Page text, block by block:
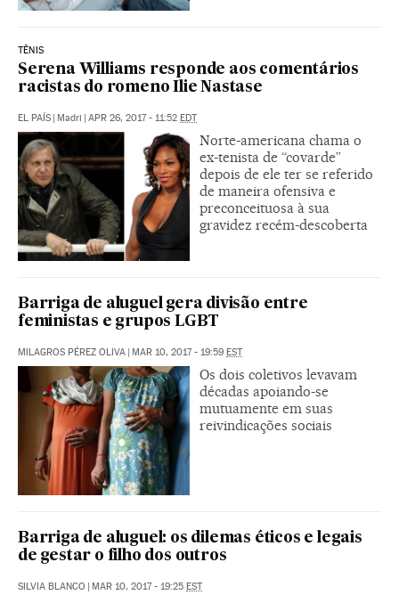
TÊNIS
Serena Williams responde aos comentários
racistas do romeno Ilie Nastase
EL PAÍS | Madri | APR 26, 2017 - 11:52 EDT
Norte-americana chama o
ex-tenista de “covarde”
depois de ele ter se referido
de maneira ofensiva e
preconceituosa à sua
gravidez recém-descoberta
Barriga de aluguel gera divisão entre
feministas e grupos LGBT
MILAGROS PÉREZ OLIVA | MAR 10, 2017 - 19:59 EST
Os dois coletivos levavam
décadas apoiando-se
mutuamente em suas
reivindicações sociais
Barriga de aluguel: os dilemas éticos e legais
de gestar o filho dos outros
SILVIA BLANCO | MAR 10, 2017 - 19:25 EST